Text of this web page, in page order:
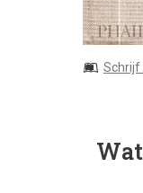
Schrijf